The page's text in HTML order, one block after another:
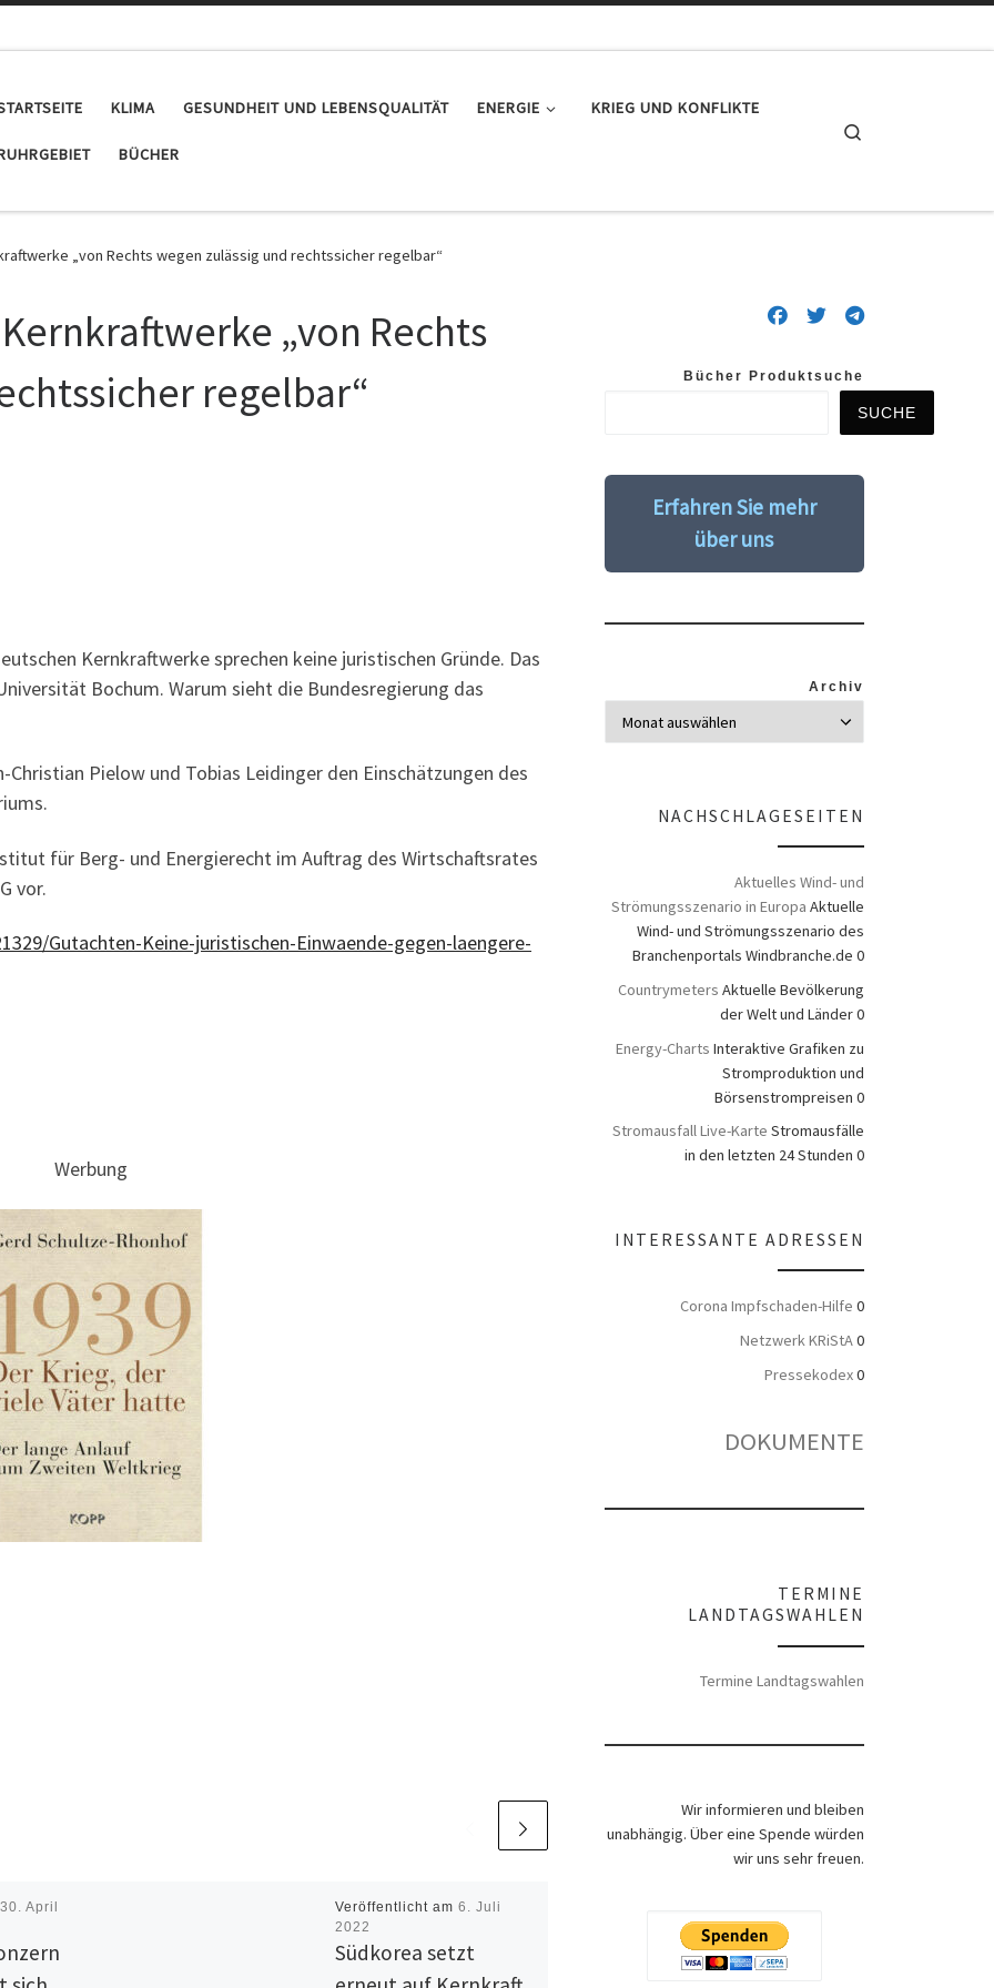
KLIMA GESUNDHEIT UND LEBENSQUALITÄT ENERGIE KRIEG UND KONFLIKTE
BÜCHER
„von Rechts wegen zulässig und rechtssicher regelbar“
„von Rechts
regelbar“
Kernkraftwerke sprechen keine juristischen Gründe. Das
Bochum. Warum sieht die Bundesregierung das
Pielow und Tobias Leidinger den Einschätzungen des
für Berg- und Energierecht im Auftrag des Wirtschaftsrates
vor.
Gutachten-Keine-juristischen-Einwaende-gegen-laengere-
Werbung
30. April Veröffentlicht am 6. Juli
2022
Südkorea setzt
Bücher Produktsuche
SUCHE
Erfahren Sie mehr
über uns
Archiv
NACHSCHLAGESEITEN
Aktuelles Wind- und
Strömungsszenario in Europa Aktuelle
Wind- und Strömungsszenario des
Branchenportals Windbranche.de 0
Countrymeters Aktuelle Bevölkerung
der Welt und Länder 0
Energy-Charts Interaktive Grafiken zu
Stromproduktion und
Börsenstrompreisen 0
Stromausfall Live-Karte Stromausfälle
in den letzten 24 Stunden 0
INTERESSANTE ADRESSEN
Corona Impfschaden-Hilfe 0
Netzwerk KRiStA0
Pressekodex0
DOKUMENTE
TERMINE
LANDTAGSWAHLEN
Termine Landtagswahlen
Wir informieren und bleiben
unabhängig. Über eine Spende würden
wir uns sehr freuen.